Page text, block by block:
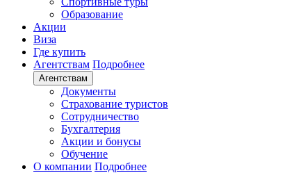
Образование
Акции
Виза
Где купить
Агентствам Подробнее
Агентствам
Документы
Страхование туристов
Сотрудничество
Бухгалтерия
Акции и бонусы
Обучение
О компании Подробнее